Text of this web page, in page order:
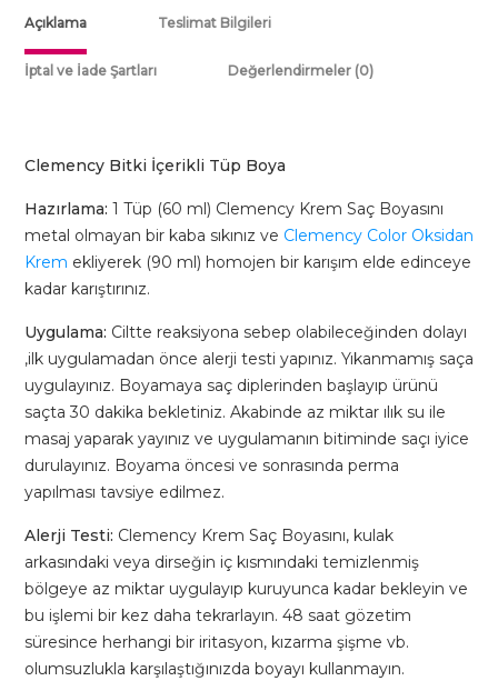
Kızıl
Viole
(4.62)
60gr
adet
Açıklama Teslimat Bilgileri
İptal ve İade Şartları Değerlendirmeler (0)
Clemency Bitki İçerikli Tüp Boya
Hazırlama: 1 Tüp (60 ml) Clemency Krem Saç Boyasını
metal olmayan bir kaba sıkınız ve Clemency Color Oksidan
Krem ekliyerek (90 ml) homojen bir karışım elde edinceye
kadar karıştırınız.
Uygulama: Ciltte reaksiyona sebep olabileceğinden dolayı
,ilk uygulamadan önce alerji testi yapınız. Yıkanmamış saça
uygulayınız. Boyamaya saç diplerinden başlayıp ürünü
saçta 30 dakika bekletiniz. Akabinde az miktar ılık su ile
masaj yaparak yayınız ve uygulamanın bitiminde saçı iyice
durulayınız. Boyama öncesi ve sonrasında perma
yapılması tavsiye edilmez.
Alerji Testi: Clemency Krem Saç Boyasını, kulak
arkasındaki veya dirseğin iç kısmındaki temizlenmiş
bölgeye az miktar uygulayıp kuruyunca kadar bekleyin ve
bu işlemi bir kez daha tekrarlayın. 48 saat gözetim
süresince herhangi bir iritasyon, kızarma şişme vb.
olumsuzlukla karşılaştığınızda boyayı kullanmayın.